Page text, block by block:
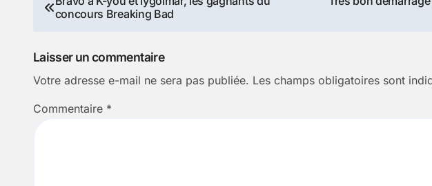
l’article
concours Breaking Bad
Laisser un commentaire
Votre adresse e-mail ne sera pas publiée. Les champs obligatoires sont
Commentaire *